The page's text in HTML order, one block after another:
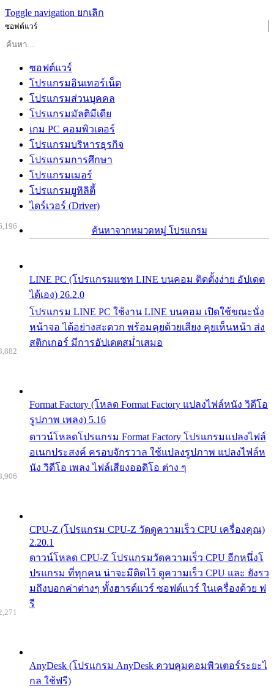
Toggle navigation ยกเลิก
ซอฟต์แวร์
ซอฟต์แวร์
โปรแกรมอินเทอร์เน็ต
โปรแกรมส่วนบุคคล
โปรแกรมมัลติมีเดีย
เกม PC คอมพิวเตอร์
โปรแกรมบริหารธุรกิจ
โปรแกรมการศึกษา
โปรแกรมเมอร์
โปรแกรมยูทิลิตี้
ไดร์เวอร์ (Driver)
ค้นหาจากหมวดหมู่ โปรแกรม
LINE PC (โปรแกรมแชท LINE บนคอม ติดตั้งง่าย อัปเดต
ได้เอง) 26.2.0
โปรแกรม LINE PC ใช้งาน LINE บนคอม เปิดใช้ขณะนั่ง
หน้าจอ ได้อย่างสะดวก พร้อมคุยด้วยเสียง คุยเห็นหน้า ส่ง
สติกเกอร์ มีการอัปเดตสม่ำเสมอ
Format Factory (โหลด Format Factory แปลงไฟล์หนัง วิดีโอ
รูปภาพ เพลง) 5.16
ดาวน์โหลดโปรแกรม Format Factory โปรแกรมแปลงไฟล์
อเนกประสงค์ ครอบจักรวาล ใช้แปลงรูปภาพ แปลงไฟล์ห
นัง วิดีโอ เพลง ไฟล์เสียงออดิโอ ต่าง ๆ
CPU-Z (โปรแกรม CPU-Z วัดดูความเร็ว CPU เครื่องคุณ)
2.20.1
ดาวน์โหลด CPU-Z โปรแกรมวัดความเร็ว CPU อีกหนึ่งโ
ปรแกรม ที่ทุกคน น่าจะมีติดไว้ ดูความเร็ว CPU และ ยังรว
มถึงบอกค่าต่างๆ ทั้งฮารด์แวร์ ซอฟต์แวร์ ในเครื่องด้วย ฟ
รี
AnyDesk (โปรแกรม AnyDesk ควบคุมคอมพิวเตอร์ระยะไ
กล ใช้ฟรี)